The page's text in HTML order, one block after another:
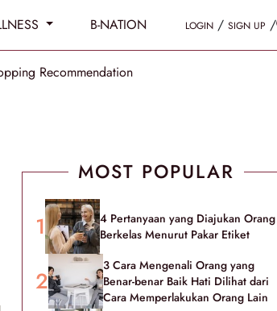
B-NATION LOGIN / SIGN UP /
Recommendation
MOST POPULAR
4 Pertanyaan yang Diajukan Orang
Berkelas Menurut Pakar Etiket
3 Cara Mengenali Orang yang
Benar-benar Baik Hati Dilihat dari
Cara Memperlakukan Orang Lain